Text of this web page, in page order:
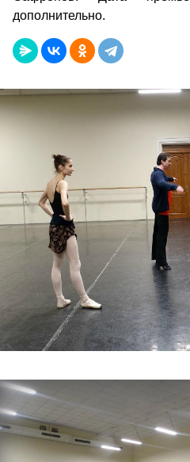
дополнительно.